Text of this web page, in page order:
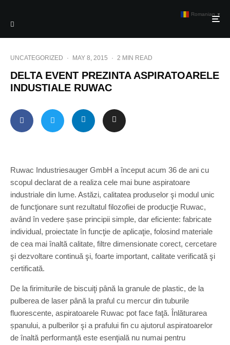
UNCATEGORIZED · MAY 8, 2015 · 2 MIN READ
DELTA EVENT PREZINTA ASPIRATOARELE
INDUSTIALE RUWAC
Ruwac Industriesauger GmbH a început acum 36 de ani cu
scopul declarat de a realiza cele mai bune aspiratoare
industriale din lume. Astăzi, calitatea produselor şi modul unic
de funcţionare sunt rezultatul filozofiei de producţie Ruwac,
având în vedere șase principii simple, dar eficiente: fabricate
individual, proiectate în funcţie de aplicaţie, folosind materiale
de cea mai înaltă calitate, filtre dimensionate corect, cercetare
şi dezvoltare continuă şi, foarte important, calitate verificată şi
certificată.
De la firimiturile de biscuiţi până la granule de plastic, de la
pulberea de laser până la praful cu mercur din tuburile
fluorescente, aspiratoarele Ruwac pot face faţă. Înlăturarea
șpanului, a pulberilor şi a prafului fin cu ajutorul aspiratoarelor
de înaltă performanță este esenţială nu numai pentru
Romanian ▼